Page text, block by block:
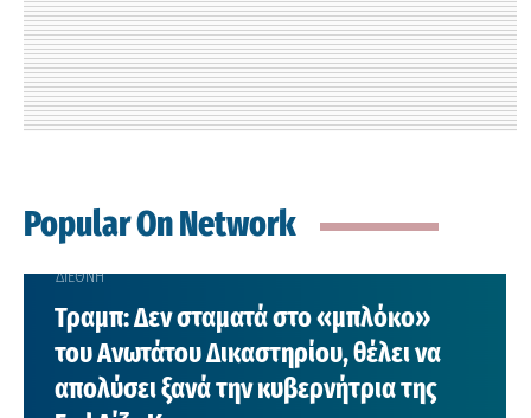
Popular On Network
ΔΙΕΘΝΗ
Τραμπ: Δεν σταματά στο «μπλόκο»
του Ανωτάτου Δικαστηρίου, θέλει να
απολύσει ξανά την κυβερνήτρια της